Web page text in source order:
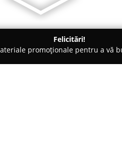
Felicitări!
promoționale pentru a vă